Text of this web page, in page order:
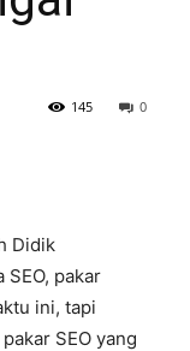
0
145
Didik
pakar
ini, tapi
SEO yang